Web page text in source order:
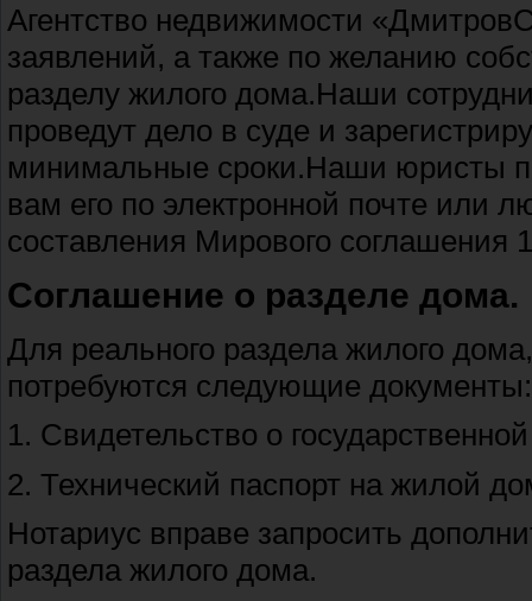
Агентство недвижимости
заявлений, а также по желанию
разделу жилого дома.Наши
проведут дело в суде и
минимальные сроки.Наши юристы
вам его по электронной почте или
составления Мирового соглашения
Соглашение о разделе дома.
Для реального раздела жилого
потребуются следующие документы:
1. Свидетельство о
2. Технический паспорт на жилой
Нотариус вправе запросить
раздела жилого дома.